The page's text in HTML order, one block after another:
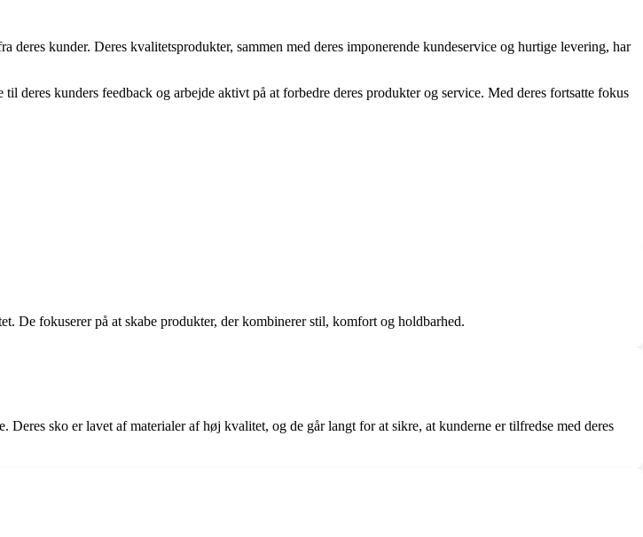
kunder. Deres kvalitetsprodukter, sammen med deres imponerende kundeservice og hurtige levering, har
kunders feedback og arbejde aktivt på at forbedre deres produkter og service. Med deres fortsatte fokus
De fokuserer på at skabe produkter, der kombinerer stil, komfort og holdbarhed.
sko er lavet af materialer af høj kvalitet, og de går langt for at sikre, at kunderne er tilfredse med deres